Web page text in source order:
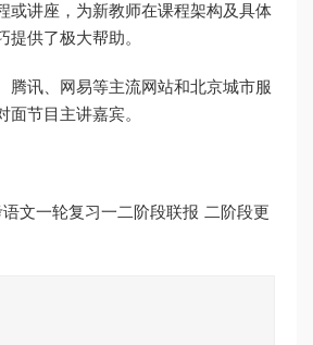
或讲座，为新教师在课程架构及具体
提供了极大帮助。
腾讯、网易等主流网站和北京城市服
面节目主讲嘉宾。
文一轮复习一二阶段联报 二阶段更